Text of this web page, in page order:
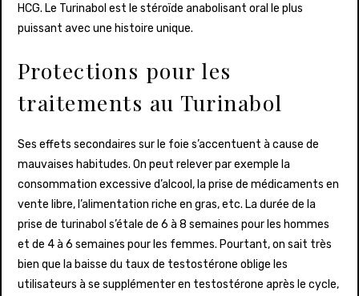
HCG. Le Turinabol est le stéroïde anabolisant oral le plus
puissant avec une histoire unique.
Protections pour les
traitements au Turinabol
Ses effets secondaires sur le foie s’accentuent à cause de
mauvaises habitudes. On peut relever par exemple la
consommation excessive d’alcool, la prise de médicaments en
vente libre, l’alimentation riche en gras, etc. La durée de la
prise de turinabol s’étale de 6 à 8 semaines pour les hommes
et de 4 à 6 semaines pour les femmes. Pourtant, on sait très
bien que la baisse du taux de testostérone oblige les
utilisateurs à se supplémenter en testostérone après le cycle,